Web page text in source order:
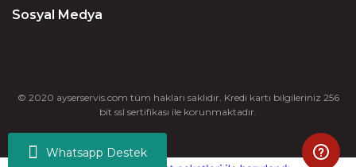
Whatsapp Destek
Sosyal Medya
© 2020 ayserservis.com tüm hakları saklıdır. Kredi kartı bilgileriniz 256
bit ssl sertifikası ile korunmaktadır.